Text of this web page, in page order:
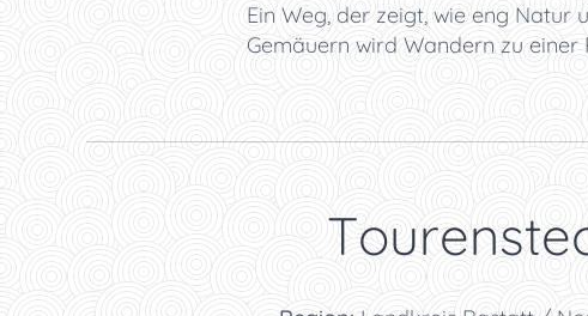
Ein Weg, der zeigt, wie eng Natur
Gemäuern wird Wandern zu
📋